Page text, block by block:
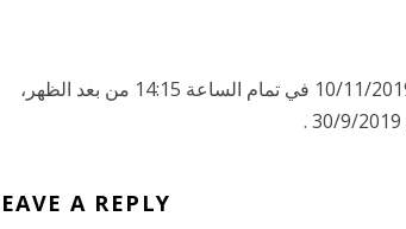
تود الشركة الإفادة بأن مجلس إدارتها سوف يجتمع يوم االأحد الموافق 10/11/2019 في تمام الساعة 14:15 من بعد الظهر،
A REPLY